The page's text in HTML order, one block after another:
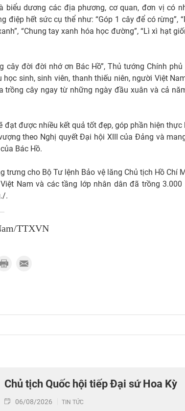
dương các địa phương, cơ quan, đơn vị có
điệp hết sức cụ thể như: “Góp 1 cây để có rừng”,
“Chung tay xanh hóa học đường”, “Lì xì hạt
đời đời nhớ ơn Bác Hồ”, Thủ tướng Chính phủ
sinh, sinh viên, thanh thiếu niên, người Việt
cây ngay từ những ngày đầu xuân và cả
đạt được nhiều kết quả tốt đẹp, góp phần hiện thực
theo Nghị quyết Đại hội XIII của Đảng và
Bác Hồ.
cho Bộ Tư lệnh Bảo vệ lăng Chủ tịch Hồ Chí
Nam và các tầng lớp nhân dân đã trồng 3.000
.
TTXVN
Chủ tịch Quốc hội tiếp Đại sứ Hoa Kỳ
06/08/2026 TIN TỨC